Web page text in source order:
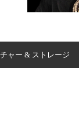
ャー & ストレージ